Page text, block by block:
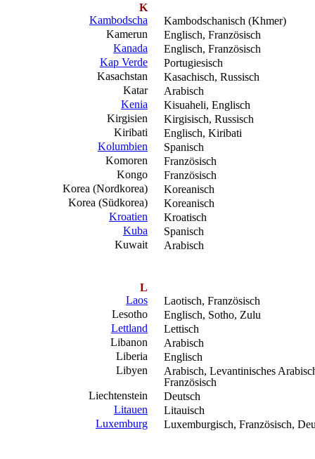
K
Kambodscha
Kambodschanisch (Khmer)
Kamerun
Englisch, Französisch
Kanada
Englisch, Französisch
Kap Verde
Portugiesisch
Kasachstan
Kasachisch, Russisch
Katar
Arabisch
Kenia
Kisuaheli, Englisch
Kirgisien
Kirgisisch, Russisch
Kiribati
Englisch, Kiribati
Kolumbien
Spanisch
Komoren
Französisch
Kongo
Französisch
Korea (Nordkorea)
Koreanisch
Korea (Südkorea)
Koreanisch
Kroatien
Kroatisch
Kuba
Spanisch
Kuwait
Arabisch
L
Laos
Laotisch, Französisch
Lesotho
Englisch, Sotho, Zulu
Lettland
Lettisch
Libanon
Arabisch
Liberia
Englisch
Libyen
Arabisch, Levantinisches
Französisch
Liechtenstein
Deutsch
Litauen
Litauisch
Luxemburg
Luxemburgisch, Französisch,